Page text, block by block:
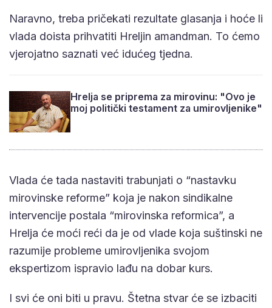
Naravno, treba pričekati rezultate glasanja i hoće li
vlada doista prihvatiti Hreljin amandman. To ćemo
vjerojatno saznati već idućeg tjedna.
Hrelja se priprema za mirovinu: "Ovo je
moj politički testament za umirovljenike"
Vlada će tada nastaviti trabunjati o “nastavku
mirovinske reforme” koja je nakon sindikalne
intervencije postala “mirovinska reformica”, a
Hrelja će moći reći da je od vlade koja suštinski ne
razumije probleme umirovljenika svojom
ekspertizom ispravio lađu na dobar kurs.
I svi će oni biti u pravu. Štetna stvar će se izbaciti